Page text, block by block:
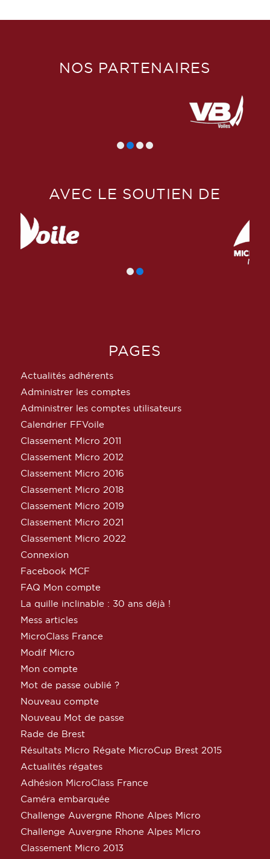
NOS PARTENAIRES
AVEC LE SOUTIEN DE
PAGES
Actualités adhérents
Administrer les comptes
Administrer les comptes utilisateurs
Calendrier FFVoile
Classement Micro 2011
Classement Micro 2012
Classement Micro 2016
Classement Micro 2018
Classement Micro 2019
Classement Micro 2021
Classement Micro 2022
Connexion
Facebook MCF
FAQ Mon compte
La quille inclinable : 30 ans déjà !
Mess articles
MicroClass France
Modif Micro
Mon compte
Mot de passe oublié ?
Nouveau compte
Nouveau Mot de passe
Rade de Brest
Résultats Micro Régate MicroCup Brest 2015
Actualités régates
Adhésion MicroClass France
Caméra embarquée
Challenge Auvergne Rhone Alpes Micro
Challenge Auvergne Rhone Alpes Micro
Classement Micro 2013